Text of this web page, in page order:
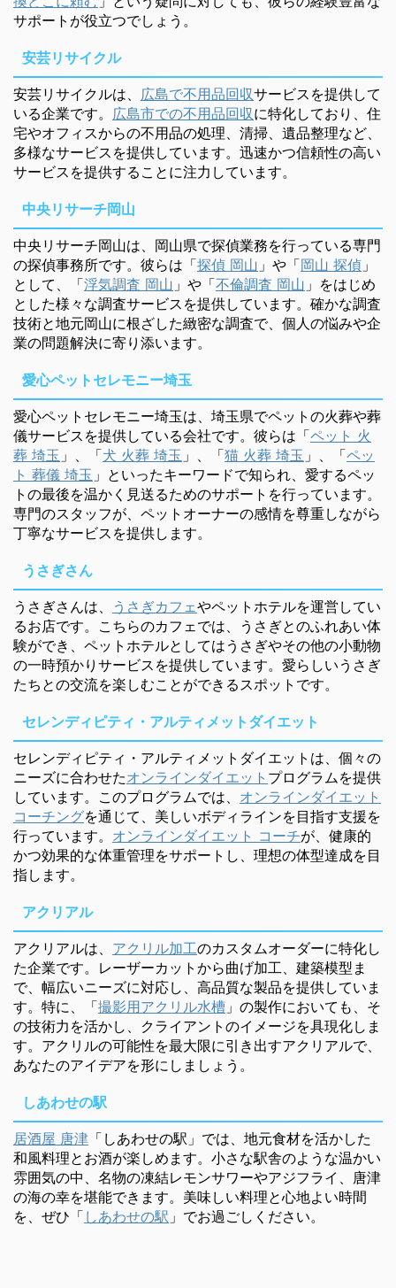
サポートが役立つでしょう。
安芸リサイクル
安芸リサイクルは、 広島で不用品回収サービスを提供して
いる企業です。 広島市での不用品回収に特化しており、住
宅やオフィスからの不用品の処理、清掃、遺品整理など、
多様なサービスを提供しています。迅速かつ信頼性の高い
サービスを提供することに注力しています。
中央リサーチ岡山
中央リサーチ岡山は、岡山県で探偵業務を行っている専門
の探偵事務所です。彼らは「探偵 岡山 」や「岡山 探偵 」
として、「浮気調査 岡山 」や「不倫調査 岡山 」をはじめ
とした様々な調査サービスを提供しています。確かな調査
技術と地元岡山に根ざした緻密な調査で、個人の悩みや企
業の問題解決に寄り添います。
愛心ペットセレモニー埼玉
愛心ペットセレモニー埼玉は、埼玉県でペットの火葬や葬
儀サービスを提供している会社です。彼らは「ペット 火
葬 埼玉 」、「犬 火葬 埼玉 」、「猫 火葬 埼玉 」、「ペッ
ト 葬儀 埼玉 」といったキーワードで知られ、愛するペッ
トの最後を温かく見送るためのサポートを行っています。
専門のスタッフが、ペットオーナーの感情を尊重しながら
丁寧なサービスを提供します。
うさぎさん
うさぎさんは、 うさぎカフェやペットホテルを運営してい
るお店です。こちらのカフェでは、うさぎとのふれあい体
験ができ、ペットホテルとしてはうさぎやその他の小動物
の一時預かりサービスを提供しています。愛らしいうさぎ
たちとの交流を楽しむことができるスポットです。
セレンディピティ・アルティメットダイエット
セレンディピティ・アルティメットダイエットは、個々の
ニーズに合わせたオンラインダイエット プログラムを提供
しています。このプログラムでは、 オンラインダイエット
コーチングを通じて、美しいボディラインを目指す支援を
行っています。 オンラインダイエット コーチが、健康的
かつ効果的な体重管理をサポートし、理想の体型達成を目
指します。
アクリアル
アクリアルは、 アクリル加工のカスタムオーダーに特化し
た企業です。レーザーカットから曲げ加工、建築模型ま
で、幅広いニーズに対応し、高品質な製品を提供していま
す。特に、「撮影用アクリル水槽 」の製作においても、そ
の技術力を活かし、クライアントのイメージを具現化しま
す。アクリルの可能性を最大限に引き出すアクリアルで、
あなたのアイデアを形にしましょう。
しあわせの駅
居酒屋 唐津 「しあわせの駅」では、地元食材を活かした
和風料理とお酒が楽しめます。小さな駅舎のような温かい
雰囲気の中、名物の凍結レモンサワーやアジフライ、唐津
の海の幸を堪能できます。美味しい料理と心地よい時間
を、ぜひ「 しあわせの駅 」でお過ごしください。